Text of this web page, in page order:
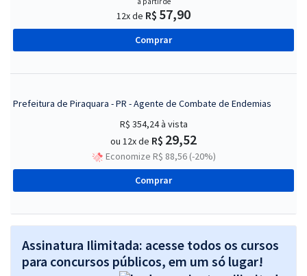
12x de R$ 57,90
Comprar
Prefeitura de Piraquara - PR - Agente de Combate de Endemias
R$ 354,24à vista
ou 12x de R$ 29,52
Economize R$ 88,56 (-20%)
Comprar
Assinatura Ilimitada: acesse todos os cursos
para concursos públicos, em um só lugar!